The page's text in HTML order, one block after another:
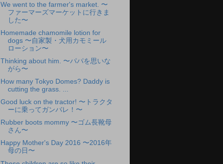
We went to the farmer's market. 〜
ファーマーズマーケットに行きま
した〜
Homemade chamomile lotion for
dogs 〜自家製・犬用カモミール
ローション〜
Thinking about him. 〜パパを思いな
がら〜
How many Tokyo Domes? Daddy is
cutting the grass. ...
Good luck on the tractor! 〜トラクタ
ーに乗ってガンバレ！〜
Rubber boots mommy 〜ゴム長靴母
さん〜
Happy Mother's Day 2016 〜2016年
母の日〜